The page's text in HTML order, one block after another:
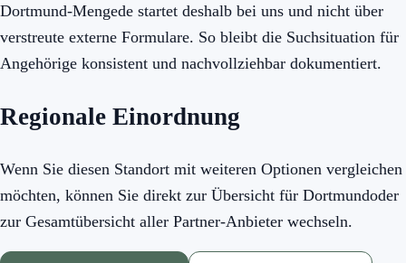
Dortmund-Mengede startet deshalb bei uns und nicht über
verstreute externe Formulare. So bleibt die Suchsituation für
Angehörige konsistent und nachvollziehbar dokumentiert.
Regionale Einordnung
Wenn Sie diesen Standort mit weiteren Optionen vergleichen
möchten, können Sie direkt zur Übersicht für Dortmundoder
zur Gesamtübersicht aller Partner-Anbieter wechseln.